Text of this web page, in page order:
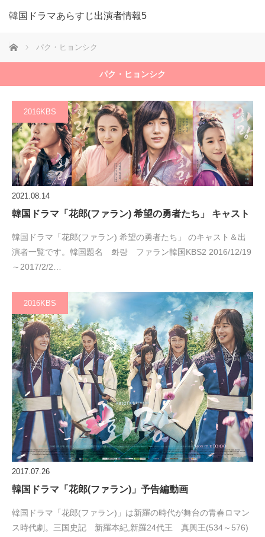
韓国ドラマあらすじ出演者情報5
ホーム パク・ヒョンシク
パク・ヒョンシク
2016KBS
2021.08.14
韓国ドラマ「花郎(ファラン) 希望の勇者たち」 キャスト
韓国ドラマ「花郎(ファラン) 希望の勇者たち」 のキャスト＆出
演者一覧です。韓国題名 화랑 ファラン韓国KBS2 2016/12/19
～2017/2/2…
2016KBS
2017.07.26
韓国ドラマ「花郎(ファラン)」予告編動画
韓国ドラマ「花郎(ファラン)」は新羅の時代が舞台の青春ロマン
ス時代劇。三国史記 新羅本紀,新羅24代王 真興王(534～576)